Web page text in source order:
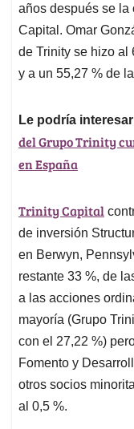
años después se la
Capital. Omar
de Trinity se hizo al
y a un 55,27 % de
Le podría
del Grupo Trinity
en España
Trinity Capital
de inversión
en Berwyn,
restante 33 %, de
a las acciones
mayoría (Grupo
con el 27,22 %)
Fomento y
otros socios
al 0,5 %.